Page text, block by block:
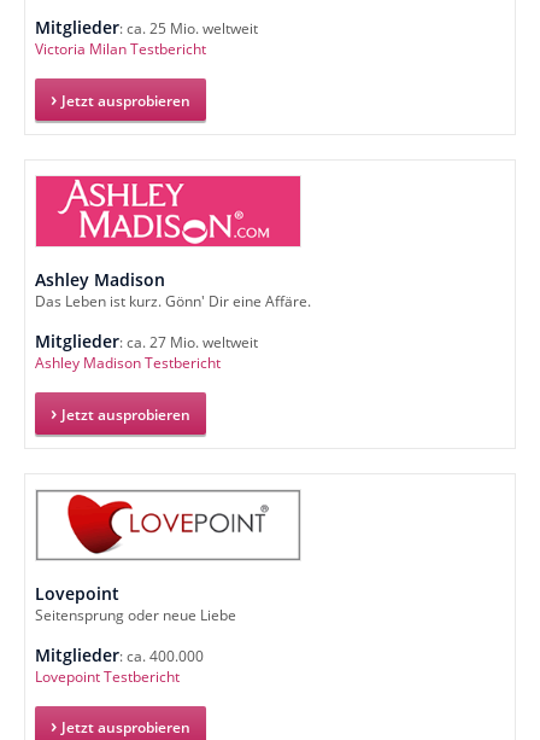
Mitglieder: ca. 25 Mio. weltweit
Victoria Milan Testbericht
Jetzt ausprobieren
Ashley Madison
Das Leben ist kurz. Gönn' Dir eine Affäre.
Mitglieder: ca. 27 Mio. weltweit
Ashley Madison Testbericht
Jetzt ausprobieren
Lovepoint
Seitensprung oder neue Liebe
Mitglieder: ca. 400.000
Lovepoint Testbericht
Jetzt ausprobieren